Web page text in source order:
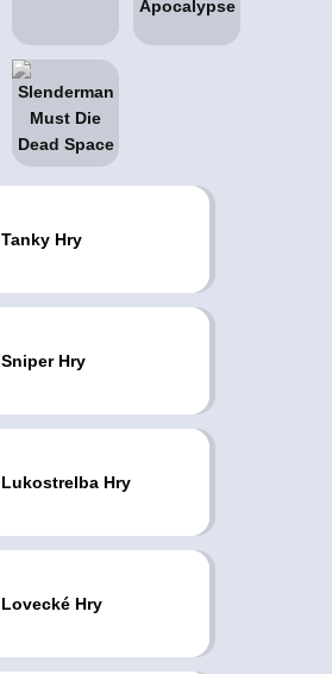
Tanky Hry
Sniper Hry
Lukostrelba Hry
Lovecké Hry